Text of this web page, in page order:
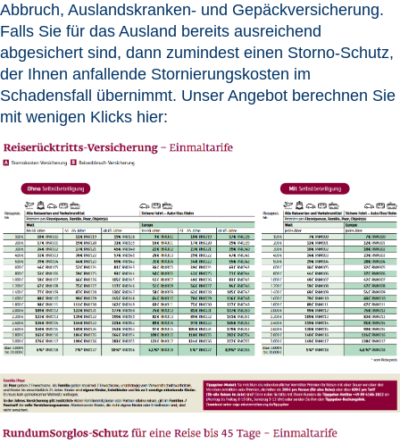
Abbruch, Auslandskranken- und Gepäckversicherung.
Falls Sie für das Ausland bereits ausreichend
abgesichert sind, dann zumindest einen Storno-Schutz,
der Ihnen anfallende Stornierungskosten im
Schadensfall übernimmt. Unser Angebot berechnen Sie
mit wenigen Klicks hier: